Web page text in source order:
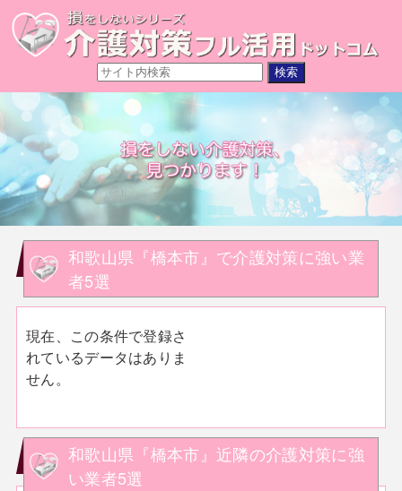
和歌山県『橋本市』で介護対策に強い業
者5選
現在、この条件で登録さ
れているデータはありま
せん。
和歌山県『橋本市』近隣の介護対策に強
い業者5選